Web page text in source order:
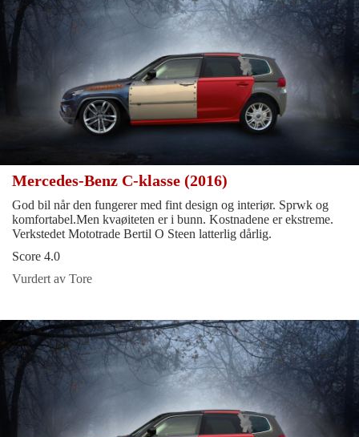
Mercedes-Benz C-klasse (2016)
God bil når den fungerer med fint design og interiør. Sprwk og
komfortabel.Men kvaøiteten er i bunn. Kostnadene er ekstreme.
Verkstedet Mototrade Bertil O Steen latterlig dårlig.
Score 4.0
Vurdert av Tore